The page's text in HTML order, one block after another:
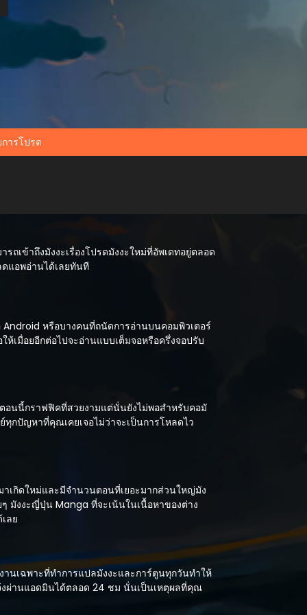
ารโปรด
เข้าถึงมังงะเรื่องโปรดมังงะใหม่ที่อัพเดทอยู่ตลอด
แอพอ่านได้เลยทันที
หรือบางคนที่ถนัดการอ่านบนคอมพิวเตอร์
เมื่อยอีกต่อไปจะอ่านแบบเต็มจอหรือครึ่งจอปรับ
อนนี้กราฟฟิคที่สวยงามแต่นั่นยังไม่พอสำหรับคอมั
กปัญหาที่คุณเคยเจอไม่ว่าจะเป็นการโหลดไว
เกิดใหม่และมีจำนวนตอนที่เยอะมากส่วนใหญ่มัง
มังงะญี่ปุ่น Manga ที่จะเน้นในเนื้อหาของต่าง
ลย
านเฉพาะที่ทำการแปลมังงะและการ์ตูนทุกวันทำให้
งผ่านแอดมินได้ตลอด 24 ชม นั่นเป็นเหตุผลที่คุณ